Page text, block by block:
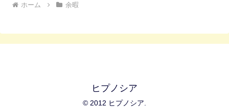
ホーム 余暇
ヒプノシア
© 2012 ヒプノシア.